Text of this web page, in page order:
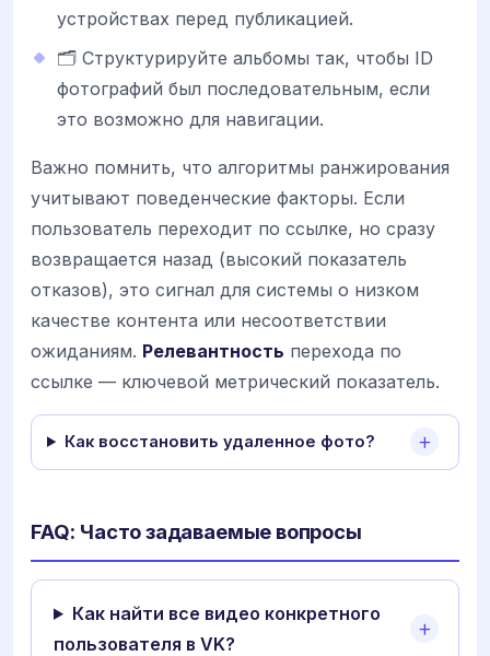
устройствах перед публикацией.
🗂️ Структурируйте альбомы так, чтобы ID
фотографий был последовательным, если
это возможно для навигации.
Важно помнить, что алгоритмы ранжирования
учитывают поведенческие факторы. Если
пользователь переходит по ссылке, но сразу
возвращается назад (высокий показатель
отказов), это сигнал для системы о низком
качестве контента или несоответствии
ожиданиям. Релевантность перехода по
ссылке — ключевой метрический показатель.
Как восстановить удаленное фото?
FAQ: Часто задаваемые вопросы
Как найти все видео конкретного
пользователя в VK?